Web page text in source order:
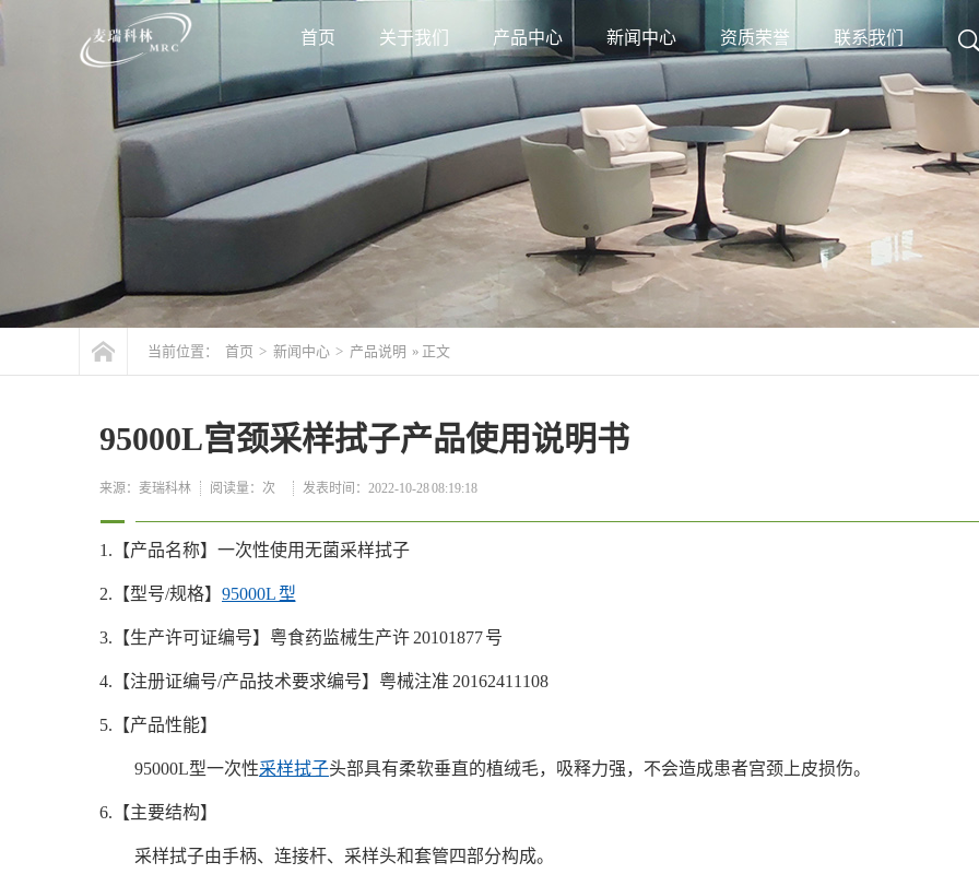
首页 关于我们 产品中心 新闻中心 资质荣誉 联系我们
当前位置： 首页 > 新闻中心 > 产品说明 » 正文
95000L宫颈采样拭子产品使用说明书
来源：麦瑞科林 阅读量： 次 发表时间：2022-10-28 08:19:18
1.【产品名称】一次性使用无菌采样拭子
2.【型号/规格】 95000L 型
3.【生产许可证编号】粤食药监械生产许 20101877 号
4.【注册证编号/产品技术要求编号】粤械注准 20162411108
5.【产品性能】
95000L型一次性采样拭子头部具有柔软垂直的植绒毛，吸释力强，不会造成患者宫颈上皮损伤。
6.【主要结构】
采样拭子由手柄、连接杆、采样头和套管四部分构成。